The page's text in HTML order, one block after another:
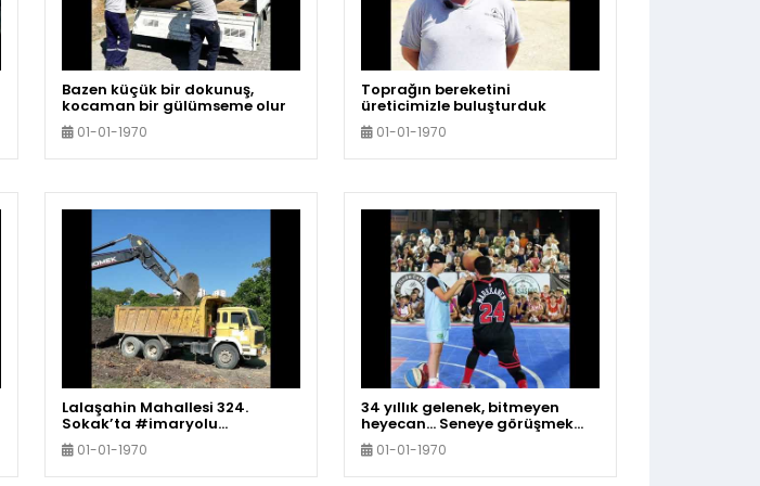
Bazen küçük bir dokunuş,
kocaman bir gülümseme olur
01-01-1970
Toprağın bereketini
üreticimizle buluşturduk
01-01-1970
Lalaşahin Mahallesi 324.
Sokak’ta #imaryolu
çalışmalarımızı sürdürüyoruz
01-01-1970
34 yıllık gelenek, bitmeyen
heyecan… Seneye görüşmek
üzere
01-01-1970